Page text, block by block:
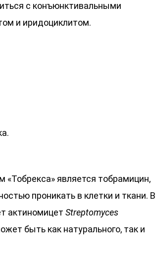
с конъюнктивальными
и иридоциклитом.
является тобрамицин,
проникать в клетки и ткани. В
актиномицет Streptomyces
быть как натурального, так и